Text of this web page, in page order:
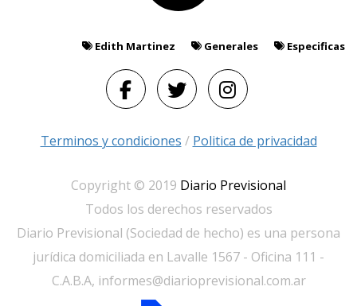
Especificas
Generales
Edith Martinez
Terminos y condiciones / Politica de privacidad
Copyright © 2019 Diario Previsional
Todos los derechos reservados
Diario Previsional (Sociedad de hecho) es una persona
jurídica domiciliada en Lavalle 1567 - Oficina 111 -
C.A.B.A, informes@diarioprevisional.com.ar